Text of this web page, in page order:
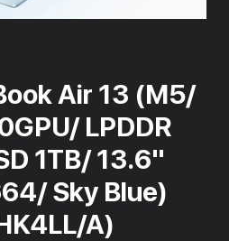
Air 13 (M5/
LPDDR
1TB/ 13.6"
Sky Blue)
A)